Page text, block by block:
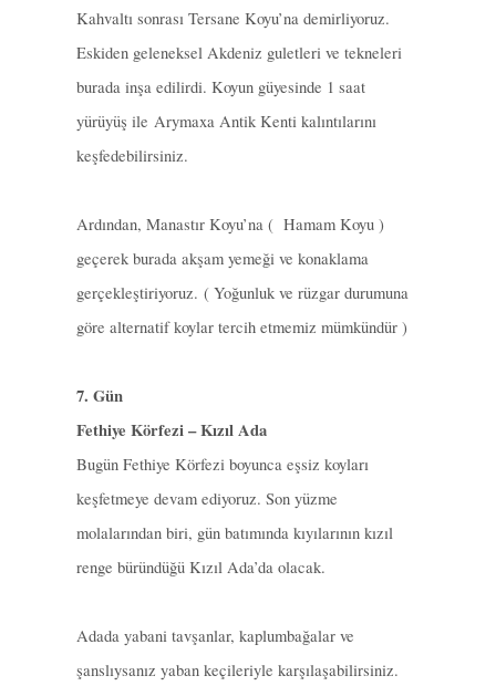
Kahvaltı sonrası Tersane Koyu’na demirliyoruz.
Eskiden geleneksel Akdeniz guletleri ve tekneleri
burada inşa edilirdi. Koyun güyesinde 1 saat
yürüyüş ile Arymaxa Antik Kenti kalıntılarını
keşfedebilirsiniz.
Ardından, Manastır Koyu’na ( Hamam Koyu )
geçerek burada akşam yemeği ve konaklama
gerçekleştiriyoruz. ( Yoğunluk ve rüzgar durumuna
göre alternatif koylar tercih etmemiz mümkündür )
7. Gün
Fethiye Körfezi – Kızıl Ada
Bugün Fethiye Körfezi boyunca eşsiz koyları
keşfetmeye devam ediyoruz. Son yüzme
molalarından biri, gün batımında kıyılarının kızıl
renge büründüğü Kızıl Ada’da olacak.
Adada yabani tavşanlar, kaplumbağalar ve
şanslıysanız yaban keçileriyle karşılaşabilirsiniz.